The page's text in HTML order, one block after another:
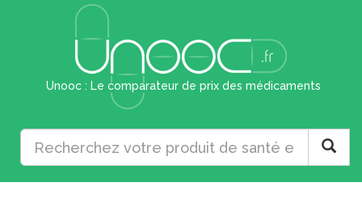
Unooc : Le comparateur de prix des médicaments